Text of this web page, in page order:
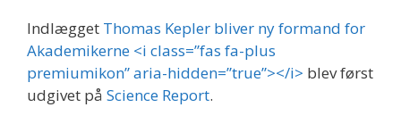
Indlægget Thomas Kepler bliver ny formand for
Akademikerne <i class=”fas fa-plus
premiumikon” aria-hidden=”true”></i> blev først
udgivet på Science Report.